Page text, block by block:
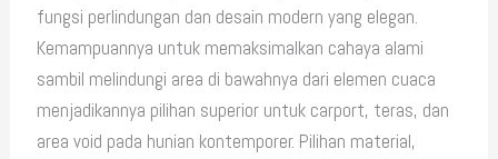
fungsi perlindungan dan desain modern yang elegan.
Kemampuannya untuk memaksimalkan cahaya alami
sambil melindungi area di bawahnya dari elemen cuaca
menjadikannya pilihan superior untuk carport, teras, dan
area void pada hunian kontemporer. Pilihan material,